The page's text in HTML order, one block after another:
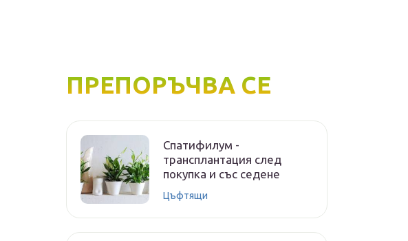
ПРЕПОРЪЧВА СЕ
Спатифилум -
трансплантация след
покупка и със седене
Цъфтящи